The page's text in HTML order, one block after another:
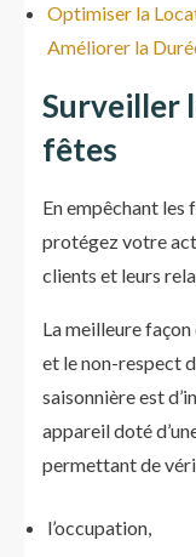
Optimiser la
Améliorer la
Surveiller
fêtes
En empêchant les
protégez votre
clients et leurs
La meilleure façon
et le non-respect
saisonnière est
appareil doté
permettant de
l’occupation,